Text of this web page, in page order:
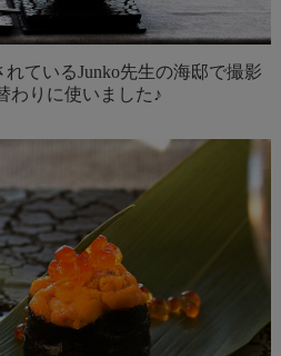
れているJunko先生の海邸で撮影
わりに使いました♪